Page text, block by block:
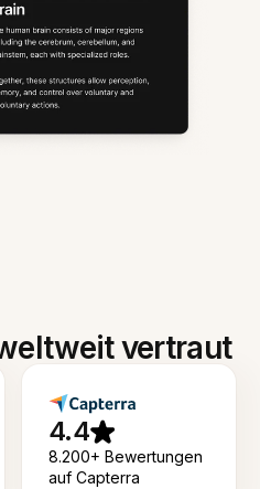
vertraut
4.4
8.200+ Bewertungen
auf Capterra